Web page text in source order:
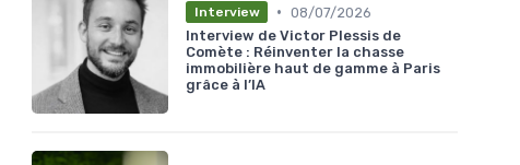
Interview • 08/07/2026
Interview de Victor Plessis de
Comète : Réinventer la chasse
immobilière haut de gamme à Paris
grâce à l’IA